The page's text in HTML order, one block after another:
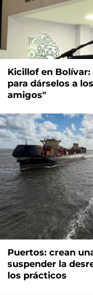
Kicillof en
para dárselos a
amigos"
Puertos: crean
suspender la
los prácticos